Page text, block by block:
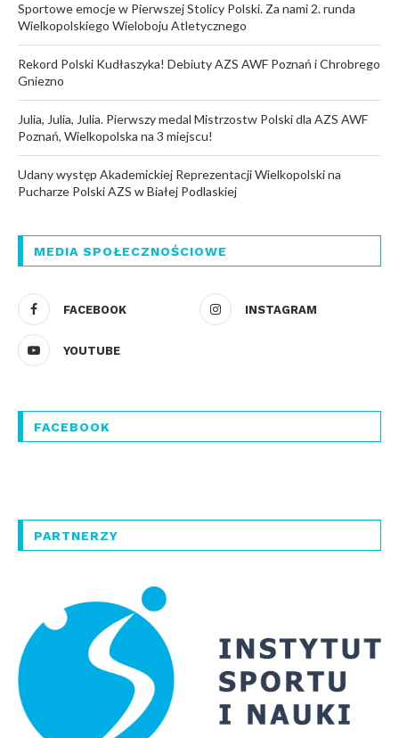
Sportowe emocje w Pierwszej Stolicy Polski. Za nami 2. runda
Wielkopolskiego Wieloboju Atletycznego
Rekord Polski Kudłaszyka! Debiuty AZS AWF Poznań i Chrobrego
Gniezno
Julia, Julia, Julia. Pierwszy medal Mistrzostw Polski dla AZS AWF
Poznań, Wielkopolska na 3 miejscu!
Udany występ Akademickiej Reprezentacji Wielkopolski na
Pucharze Polski AZS w Białej Podlaskiej
MEDIA SPOŁECZNOŚCIOWE
FACEBOOK INSTAGRAM
YOUTUBE
FACEBOOK
PARTNERZY